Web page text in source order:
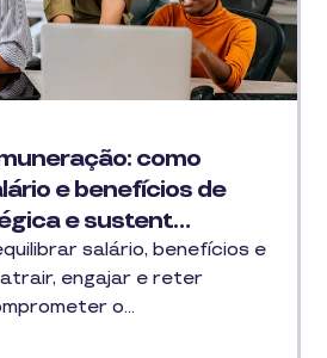
como
e benefícios de
e sustent…
salário, benefícios e
engajar e reter
o…